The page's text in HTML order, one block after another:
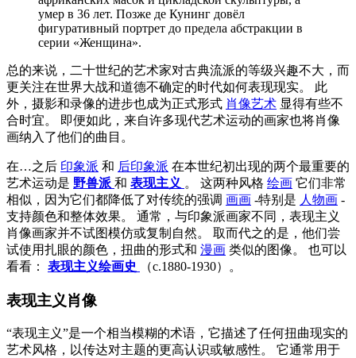
умер в 36 лет. Позже де Кунинг довёл
фигуративный портрет до предела абстракции в
серии «Женщина».
总的来说，二十世纪的艺术家对古典流派的等级兴趣不大，而
更关注在世界大战和道德不确定的时代如何表现现实。 此
外，摄影和录像的进步也成为正式形式 肖像艺术 显得有些不
合时宜。 即便如此，来自许多现代艺术运动的画家也将肖像
画纳入了他们的曲目。
在…之后 印象派 和 后印象派 在本世纪初出现的两个最重要的
艺术运动是 野兽派 和 表现主义 。 这两种风格 绘画 它们非常
相似，因为它们都降低了对传统的强调 画画 -特别是 人物画 -
支持颜色和整体效果。 通常，与印象派画家不同，表现主义
肖像画家并不试图模仿或复制自然。 取而代之的是，他们尝
试使用扎眼的颜色，扭曲的形式和 漫画 类似的图像。 也可以
看看： 表现主义绘画史 （c.1880-1930）。
表现主义肖像
“表现主义”是一个相当模糊的术语，它描述了任何扭曲现实的
艺术风格，以传达对主题的更高认识或敏感性。 它通常用于